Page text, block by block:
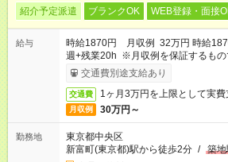
紹介予定派遣 ブランクOK WEB登録・面接
給与
時給1870円 月収例 32万円 時給
週+残業20h ※月収例を保証するもの
交通費別途支給あり
交通費 1ヶ月3万円を上限として実費
月収例 30万円～
勤務地
東京都中央区
新富町(東京都)駅から徒歩2分 / 築